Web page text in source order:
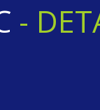
- DETA